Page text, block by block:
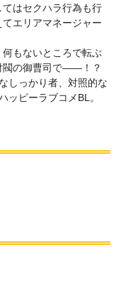
はセクハラ行為も行
エリアマネージャー
もないところで転ぶ
閥の御曹司で――！？
しっかり者、対照的な
ッピーラブコメBL。